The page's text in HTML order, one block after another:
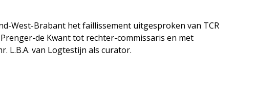
West-Brabant het faillissement uitgesproken van TCR
Prenger-de Kwant tot rechter-commissaris en met
L.B.A. van Logtestijn als curator.